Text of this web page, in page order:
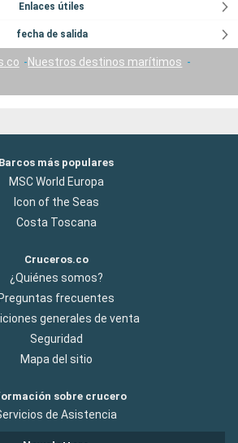
Enlaces útiles
fecha de salida
Nuestros destinos marítimos
Barcos más populares
MSC World Europa
Icon of the Seas
Costa Toscana
Cruceros.co
¿Quiénes somos?
Preguntas frecuentes
generales de venta
Seguridad
Mapa del sitio
sobre crucero
de Asistencia